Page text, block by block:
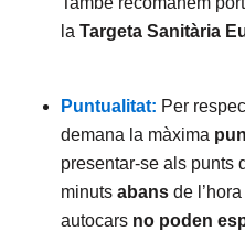
la Targeta Sanitària
Puntualitat: Per
demana la màxima
presentar-se als punts
minuts abans de
autocars no poden